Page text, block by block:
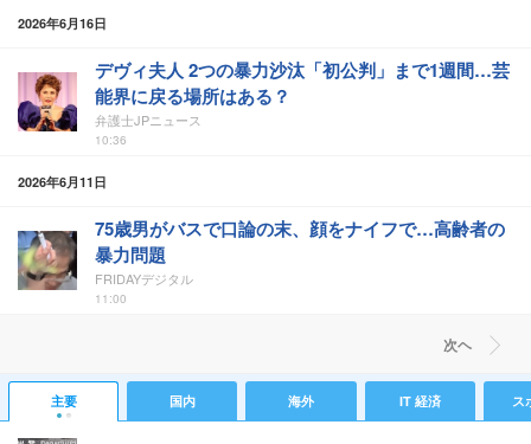
2026年6月16日
デヴィ夫人 2つの暴力沙汰「初公判」まで1週間…芸
能界に戻る場所はある？
弁護士JPニュース
10:36
2026年6月11日
75歳男がバスで口論の末、顔をナイフで…高齢者の
暴力問題
FRIDAYデジタル
11:00
次ヘ
主要 国内 海外 IT 経済 ス